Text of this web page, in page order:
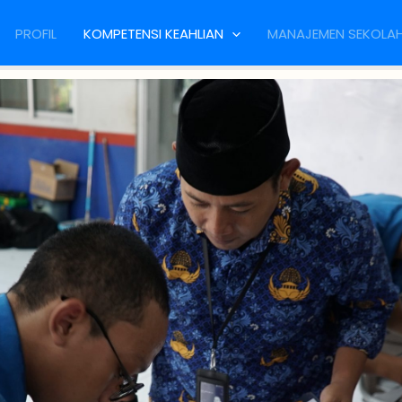
PROFIL KOMPETENSI KEAHLIAN MANAJEMEN